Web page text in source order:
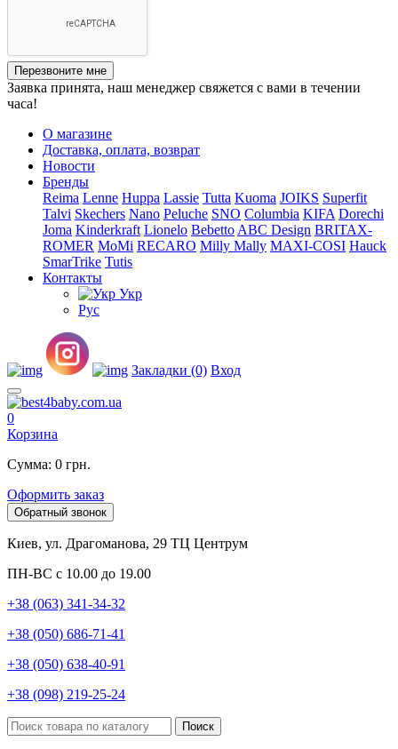
Перезвоните мне
Заявка принята, наш менеджер свяжется с вами в течении
часа!
О магазине
Доставка, оплата, возврат
Новости
Бренды
Reima Lenne Huppa Lassie Tutta Kuoma JOIKS Superfit
Talvi Skechers Nano Peluche SNO Columbia KIFA Dorechi
Joma Kinderkraft Lionelo Bebetto ABC Design BRITAX-
ROMER MoMi RECARO Milly Mally MAXI-COSI Hauck
SmarTrike Tutis
Контакты
Укр
Рус
Закладки (0) Вход
0
Корзина
Сумма: 0 грн.
Оформить заказ
Обратный звонок
Киев, ул. Драгоманова, 29 ТЦ Центрум
ПН-ВС с 10.00 до 19.00
+38 (063) 341-34-32
+38 (050) 686-71-41
+38 (050) 638-40-91
+38 (098) 219-25-24
Поиск